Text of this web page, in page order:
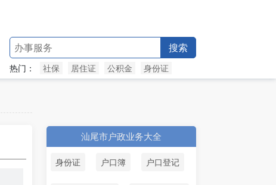
搜索
热门： 社保 居住证 公积金 身份证
汕尾市户政业务大全
身份证 户口簿 户口登记